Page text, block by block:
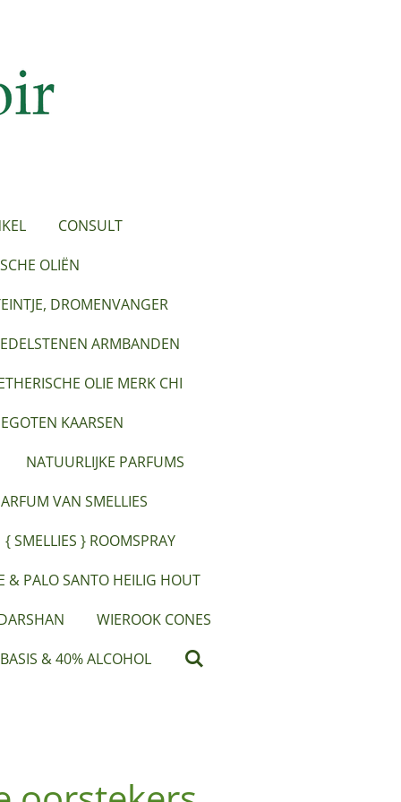
CONSULT
OLIËN
DROMENVANGER
EDELSTENEN ARMBANDEN
OLIE MERK CHI
KAARSEN
NATUURLIJKE PARFUMS
VAN SMELLIES
{ SMELLIES } ROOMSPRAY
& PALO SANTO HEILIG HOUT
WIEROOK CONES
& 40% ALCOHOL